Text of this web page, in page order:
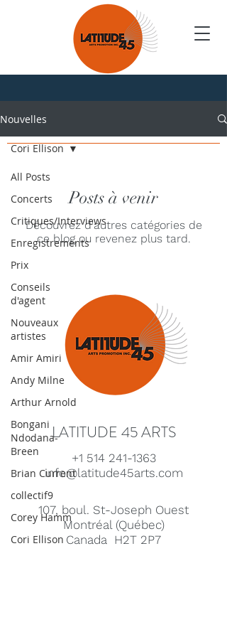
Nouvelles
Nouvelles
All Posts
Concerts
Critiques/Interviews
Enregistrements
Prix
Conseils
d'agent
Nouveaux
artistes
Amir Amiri
Andy Milne
Arthur Arnold
Bongani
Ndodana-
Breen
Brian Current
collectif9
Corey Hamm
Cori Ellison
Cori Ellison
Posts à venir
Découvrez d'autres catégories de
ce blog ou revenez plus tard.
LATITUDE 45 ARTS
+1 514 241-1363
info@latitude45arts.com
107, boul. St-Joseph Ouest
Montréal (Québec)
Canada H2T 2P7